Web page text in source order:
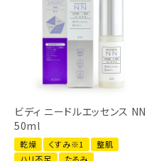
ビディ ニードルエッセンス NN
50ml
乾燥 くすみ※1
整肌
ハリ不足
たるみ